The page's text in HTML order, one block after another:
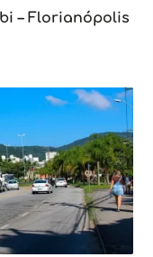
– Florianópolis